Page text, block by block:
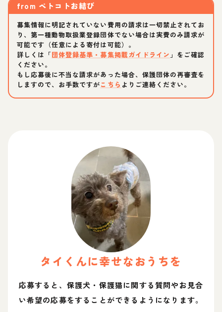
from ペトコトお結び
募集情報に明記されていない費用の請求は一切禁止されてお
り、第一種動物取扱業登録団体でない場合は実費のみ請求が
可能です（任意による寄付は可能）。
詳しくは「団体登録基準・募集掲載ガイドライン 」をご確認
ください。
もし応募後に不当な請求があった場合、保護団体の再審査を
しますので、お手数ですがこちら よりご連絡ください。
タイ くんに幸せなおうちを
応募すると、保護犬・保護猫に関する質問やお見合
い希望の応募をすることができるようになります。